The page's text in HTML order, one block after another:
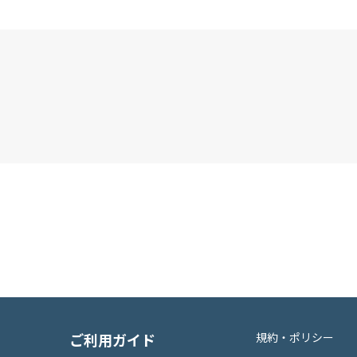
ご利用ガイド 規約・ポリシー